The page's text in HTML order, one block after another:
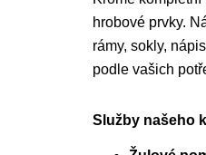
hrobové prvky.
rámy, sokly,
podle vašich
Služby našeho